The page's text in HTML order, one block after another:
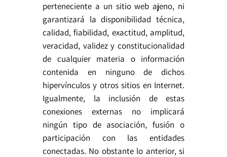
perteneciente a un sitio web ajeno, ni
garantizará la disponibilidad técnica,
calidad, fiabilidad, exactitud, amplitud,
veracidad, validez y constitucionalidad
de cualquier materia o información
contenida en ninguno de dichos
hipervínculos y otros sitios en Internet.
Igualmente, la inclusión de estas
conexiones externas no implicará
ningún tipo de asociación, fusión o
participación con las entidades
conectadas. No obstante lo anterior, si